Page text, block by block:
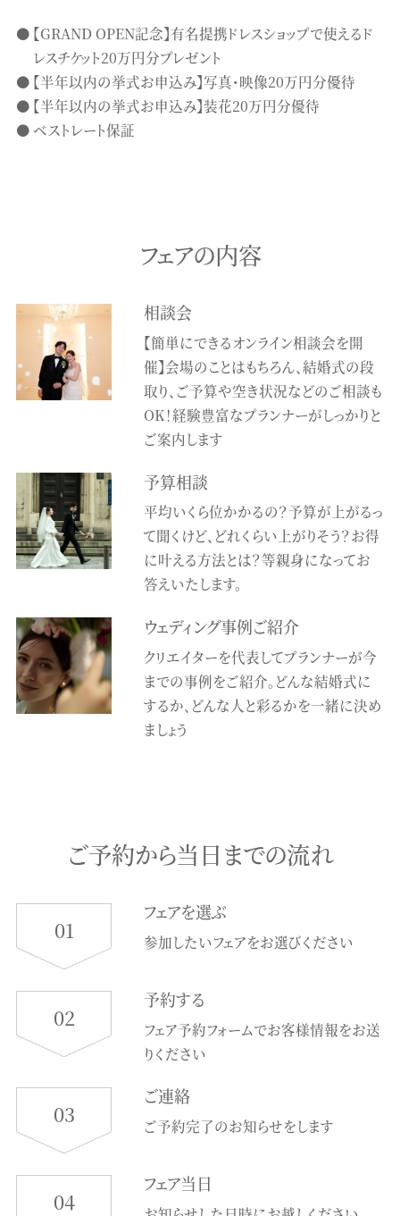
【GRAND OPEN記念】有名提携ドレスショップで使えるド
レスチケット20万円分プレゼント
【半年以内の挙式お申込み】写真・映像20万円分優待
【半年以内の挙式お申込み】装花20万円分優待
ベストレート保証
フェアの内容
相談会
【簡単にできるオンライン相談会を開
催】会場のことはもちろん、結婚式の段
取り、ご予算や空き状況などのご相談も
OK！経験豊富なプランナーがしっかりと
ご案内します
予算相談
平均いくら位かかるの？予算が上がるっ
て聞くけど、どれくらい上がりそう？お得
に叶える方法とは？等親身になってお
答えいたします。
ウェディング事例ご紹介
クリエイターを代表してプランナーが今
までの事例をご紹介。どんな結婚式に
するか、どんな人と彩るかを一緒に決め
ましょう
ご予約から当日までの流れ
01
フェアを選ぶ
参加したいフェアをお選びください
02
予約する
フェア予約フォームでお客様情報をお送
りください
03
ご連絡
ご予約完了のお知らせをします
04
フェア当日